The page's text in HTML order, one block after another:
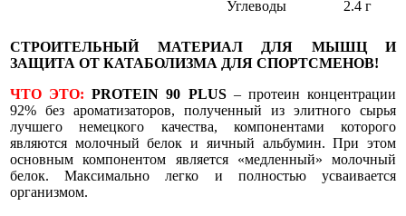
Углеводы
2.4 г
СТРОИТЕЛЬНЫЙ МАТЕРИАЛ ДЛЯ МЫШЦ И
ЗАЩИТА ОТ КАТАБОЛИЗМА ДЛЯ СПОРТСМЕНОВ!
ЧТО ЭТО:PROTEIN 90 PLUS– протеин концентрации
92% без ароматизаторов, полученный из элитного сырья
лучшего немецкого качества, компонентами которого
являются молочный белок и яичный альбумин. При этом
основным компонентом является «медленный» молочный
белок. Максимально легко и полностью усваивается
организмом.